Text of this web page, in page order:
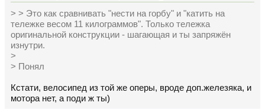
> > Это как сравнивать "нести на горбу" и "катить на
тележке весом 11 килограммов". Только тележка
оригинальной конструкции - шагающая и ты запряжён
изнутри.
>
> Понял
Кстати, велосипед из той же оперы, вроде доп.железяка, и
мотора нет, а поди ж ты)